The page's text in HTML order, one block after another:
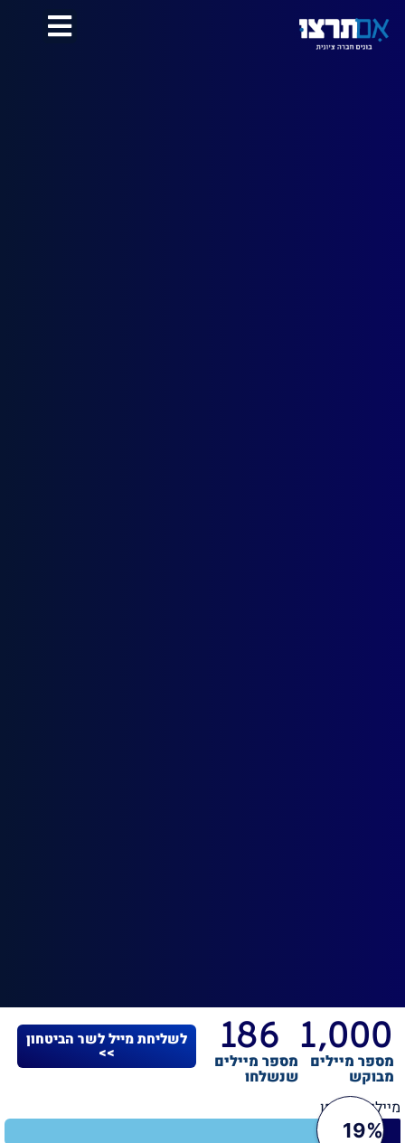
מספר מיילים
מבוקש
1,000
מספר מיילים
שנשלחו
186 לשליחת מייל לשר הביטחון
>>
מיילים נשלחו
19%